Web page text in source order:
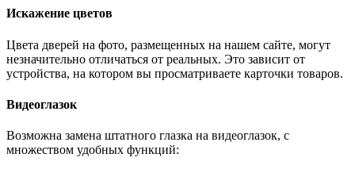
Искажение цветов
Цвета дверей на фото, размещенных на нашем сайте, могут
незначительно отличаться от реальных. Это зависит от
устройства, на котором вы просматриваете карточки товаров.
Видеоглазок
Возможна замена штатного глазка на видеоглазок, с
множеством удобных функций: